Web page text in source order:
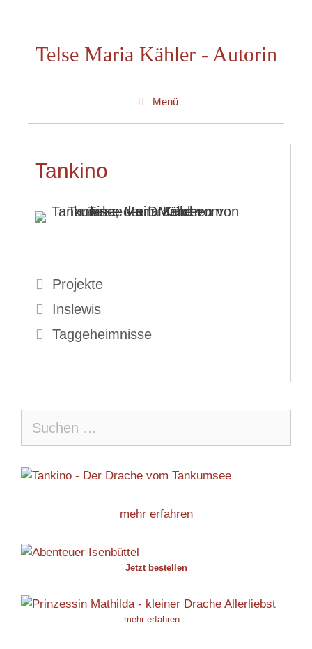
springenTelse Maria Kähler - Autorin
Menü
Tankino
Kategorien
Projekte
Inslewis
Taggeheimnisse
nach:
mehr erfahren
Jetzt bestellen
mehr erfahren...